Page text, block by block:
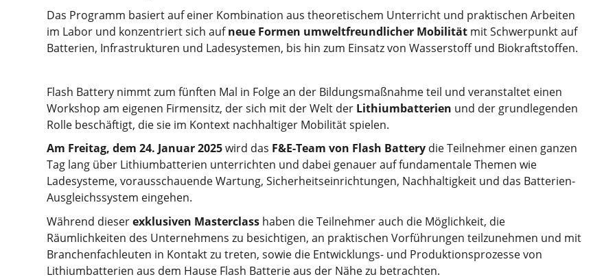
Das Programm basiert auf einer Kombination aus theoretischem Unterricht und praktischen Arbeiten
im Labor und konzentriert sich aufneue Formen umweltfreundlicher Mobilität mit Schwerpunkt auf
Batterien, Infrastrukturen und Ladesystemen, bis hin zum Einsatz von Wasserstoff und Biokraftstoffen.
Flash Battery nimmt zum fünften Mal in Folge an der Bildungsmaßnahme teil und veranstaltet einen
Workshop am eigenen Firmensitz, der sich mit der Welt der Lithiumbatterien und der grundlegenden
Rolle beschäftigt, die sie im Kontext nachhaltiger Mobilität spielen.
Am Freitag, dem 24. Januar 2025wird das F&E-Team von Flash Battery die Teilnehmer einen ganzen
Tag lang über Lithiumbatterien unterrichten und dabei genauer auf fundamentale Themen wie
Ladesysteme, vorausschauende Wartung, Sicherheitseinrichtungen, Nachhaltigkeit und das Batterien-
Ausgleichssystem eingehen.
Während dieserexklusiven Masterclass haben die Teilnehmer auch die Möglichkeit, die
Räumlichkeiten des Unternehmens zu besichtigen, an praktischen Vorführungen teilzunehmen und mit
Branchenfachleuten in Kontakt zu treten, sowie die Entwicklungs- und Produktionsprozesse von
Lithiumbatterien aus dem Hause Flash Batterie aus der Nähe zu betrachten.